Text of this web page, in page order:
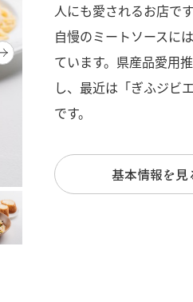
人にも愛されるお店で
自慢のミートソースに
ています。県産品愛用
し、最近は「ぎふジビ
です。
基本情報を見